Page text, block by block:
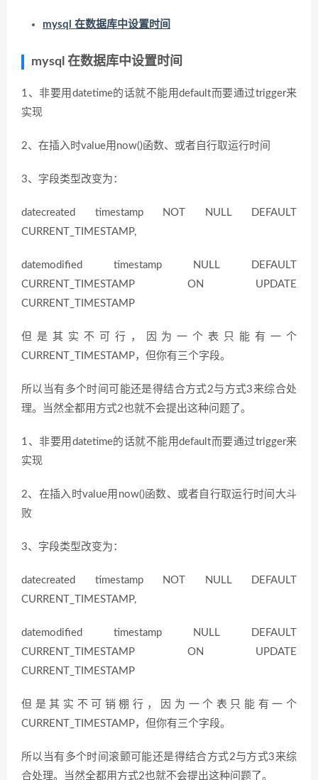
mysql 在数据库中设置时间
mysql 在数据库中设置时间
1、非要用datetime的话就不能用default而要通过trigger来
实现
2、在插入时value用now()函数、或者自行取运行时间
3、字段类型改变为：
datecreated timestamp NOT NULL DEFAULT
CURRENT_TIMESTAMP,
datemodified timestamp NULL DEFAULT
CURRENT_TIMESTAMP ON UPDATE
CURRENT_TIMESTAMP
但是其实不可行，因为一个表只能有一个
CURRENT_TIMESTAMP，但你有三个字段。
所以当有多个时间可能还是得结合方式2与方式3来综合处
理。当然全都用方式2也就不会提出这种问题了。
1、非要用datetime的话就不能用default而要通过trigger来
实现
2、在插入时value用now()函数、或者自行取运行时间大斗
败
3、字段类型改变为：
datecreated timestamp NOT NULL DEFAULT
CURRENT_TIMESTAMP,
datemodified timestamp NULL DEFAULT
CURRENT_TIMESTAMP ON UPDATE
CURRENT_TIMESTAMP
但是其实不可销棚行，因为一个表只能有一个
CURRENT_TIMESTAMP，但你有三个字段。
所以当有多个时间滚颤可能还是得结合方式2与方式3来综
合处理。当然全都用方式2也就不会提出这种问题了。